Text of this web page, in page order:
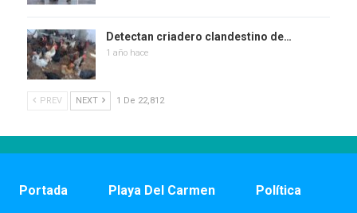
Detectan criadero clandestino de…
1 año hace
PREV NEXT 1 De 22,812
Portada Playa Del Carmen Política